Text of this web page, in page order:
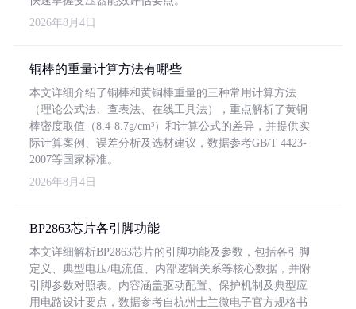
2026年8月4日
铜棒的重量计算方法有哪些
本文详细介绍了铜棒和黄铜棒重量的三种常用计算方法
（理论公式法、查表法、在线工具法），重点解析了黄铜
棒密度取值（8.4-8.7g/cm³）和计算公式的差异，并提供实
际计算案例、误差分析及选材建议，数据参考GB/T 4423-
2007等国家标准。
2026年8月4日
BP2863芯片各引脚功能
本文详细解析BP2863芯片的引脚功能及参数，包括各引脚
定义、典型电压/电流值、内部逻辑关系等核心数据，并附
引脚参数对照表。内容涵盖驱动配置、保护机制及典型应
用电路设计要点，数据参考自杭州士兰微电子官方规格书